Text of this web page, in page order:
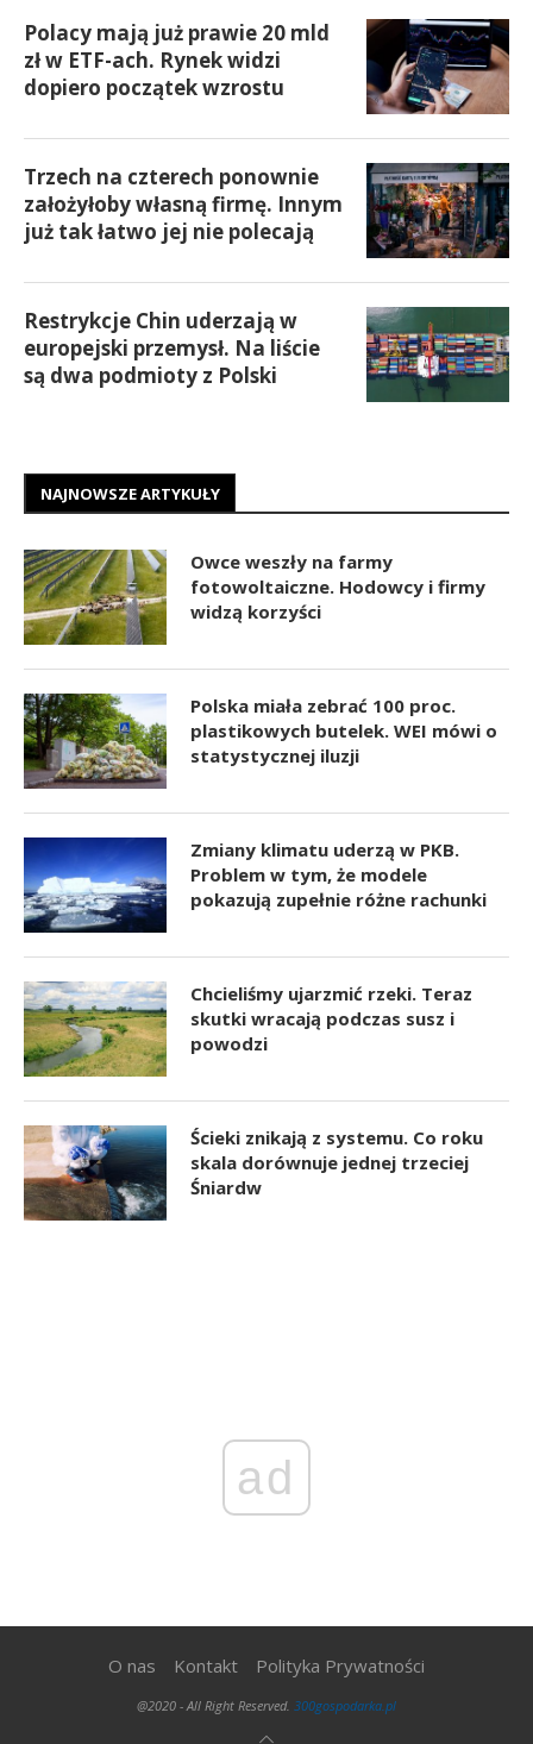
Polacy mają już prawie 20 mld
zł w ETF-ach. Rynek widzi
dopiero początek wzrostu
Trzech na czterech ponownie
założyłoby własną firmę. Innym
już tak łatwo jej nie polecają
Restrykcje Chin uderzają w
europejski przemysł. Na liście
są dwa podmioty z Polski
NAJNOWSZE ARTYKUŁY
Owce weszły na farmy
fotowoltaiczne. Hodowcy i firmy
widzą korzyści
Polska miała zebrać 100 proc.
plastikowych butelek. WEI mówi o
statystycznej iluzji
Zmiany klimatu uderzą w PKB.
Problem w tym, że modele
pokazują zupełnie różne rachunki
Chcieliśmy ujarzmić rzeki. Teraz
skutki wracają podczas susz i
powodzi
Ścieki znikają z systemu. Co roku
skala dorównuje jednej trzeciej
Śniardw
ad
O nas Kontakt Polityka Prywatności
@2020 - All Right Reserved. 300gospodarka.pl